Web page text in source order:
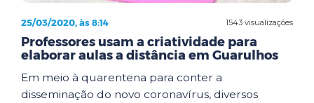
1543 visualizações
25/03/2020, às 8:14
Professores usam a criatividade para
elaborar aulas a distância em Guarulhos
Em meio à quarentena para conter a
disseminação do novo coronavírus, diversos